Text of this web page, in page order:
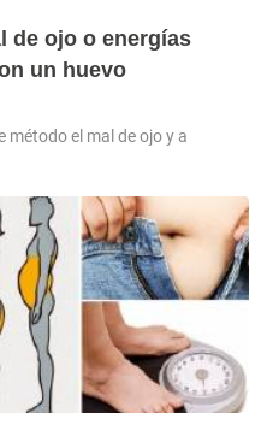
de ojo o energías
un huevo
método el mal de ojo y a